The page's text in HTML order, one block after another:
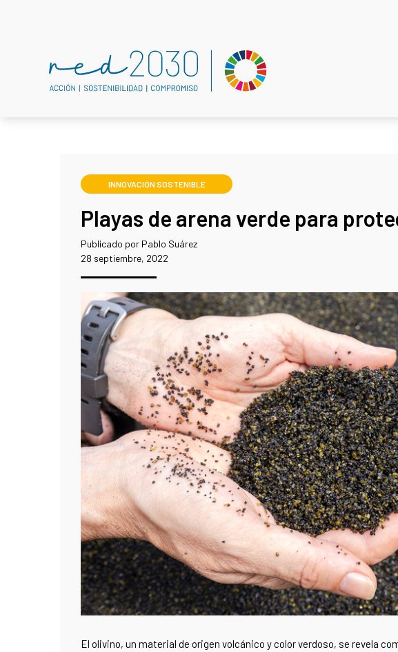
INNOVACIÓN SOSTENIBLE
Playas de arena verde para
Publicado por Pablo Suárez
28 septiembre, 2022
El olivino, un material de origen volcánico y color verdoso, se revela